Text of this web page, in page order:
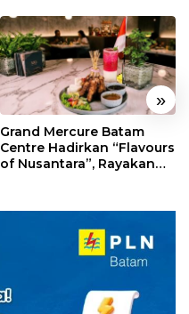
»
Grand Mercure Batam
Centre Hadirkan “Flavours
of Nusantara”, Rayakan